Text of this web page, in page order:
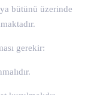
bütünü üzerinde
gerekir: